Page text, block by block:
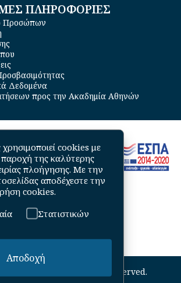
ΠΛΗΡΟΦΟΡΙΕΣ
Προσώπων
Δεδομένα
προς την Ακαδημία Αθηνών
of Athens. All Rights Reserved.
cookies με
της καλύτερης
πλοήγησης. Με την
αποδέχεστε την
cookies.
Στατιστικών
Αποδοχή